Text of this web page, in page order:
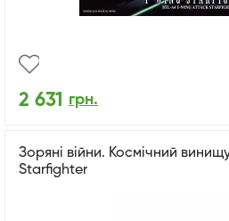
2 631 грн.
Зоряні війни. Космічний
Starfighter